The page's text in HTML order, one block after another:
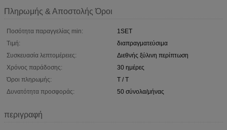
Πληρωμής & Αποστολής Όροι
Ποσότητα παραγγελίας min:
1SET
Τιμή:
διαπραγματεύσιμα
Συσκευασία λεπτομέρειες:
Διεθνής ξύλινη περίπτωση
Χρόνος παράδοσης:
30 ημέρες
Όροι πληρωμής:
T / T
Δυνατότητα προσφοράς:
50 σύνολα/μήνας
περιγραφή